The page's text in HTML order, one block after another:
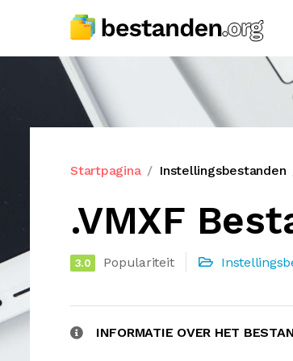
Startpagina Instellingsbestanden
.VMXF
3.0 Populariteit
INFORMATIE OVER HET